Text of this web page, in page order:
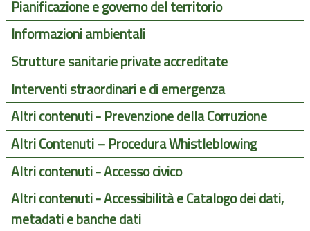
Pianificazione e governo del territorio
Informazioni ambientali
Strutture sanitarie private accreditate
Interventi straordinari e di emergenza
Altri contenuti - Prevenzione della Corruzione
Altri Contenuti – Procedura Whistleblowing
Altri contenuti - Accesso civico
Altri contenuti - Accessibilità e Catalogo dei dati,
metadati e banche dati